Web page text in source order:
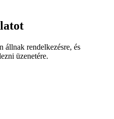
állnak rendelkezésre, és
üzenetére.